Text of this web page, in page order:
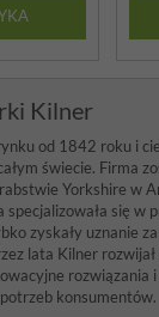
Kilner
od 1842 roku i
świecie. Firma
Yorkshire w
specjalizowała się w
zyskały uznanie
lata Kilner
rozwiązania
konsumentów.